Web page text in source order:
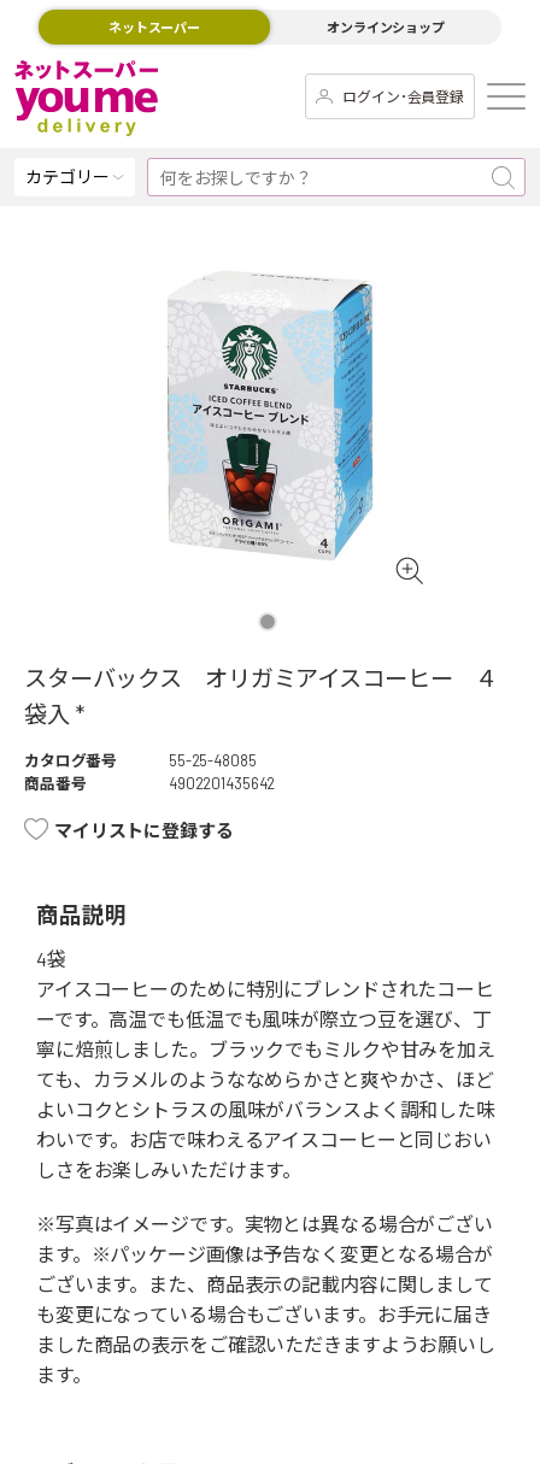
ネットスーパー オンラインショップ
ログイン･会員登録
カテゴリー
スターバックス オリガミアイスコーヒー ４
袋入 *
カタログ番号
55-25-48085
商品番号
4902201435642
マイリストに登録する
商品説明
4袋
アイスコーヒーのために特別にブレンドされたコーヒ
ーです。高温でも低温でも風味が際立つ豆を選び、丁
寧に焙煎しました。ブラックでもミルクや甘みを加え
ても、カラメルのようななめらかさと爽やかさ、ほど
よいコクとシトラスの風味がバランスよく調和した味
わいです。お店で味わえるアイスコーヒーと同じおい
しさをお楽しみいただけます。
※写真はイメージです。実物とは異なる場合がござい
ます。※パッケージ画像は予告なく変更となる場合が
ございます。また、商品表示の記載内容に関しまして
も変更になっている場合もございます。お手元に届き
ました商品の表示をご確認いただきますようお願いし
ます。